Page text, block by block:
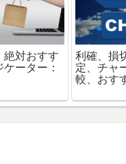
マーチンゲール手法はFX
の必勝法？おすすめ？